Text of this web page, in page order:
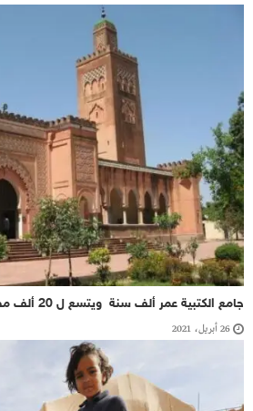
جامع الكتبية عمر ألف سنة ويتسع ل 20 ألف مصلي
26 أبريل، 2021